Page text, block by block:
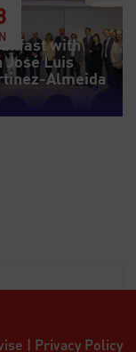
with
José Luis
Almeida
| Privacy Policy